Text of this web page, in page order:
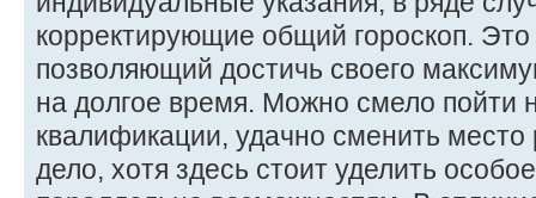
корректирующие общий гороскоп.
позволяющий достичь своего
на долгое время. Можно смело пойти
квалификации, удачно сменить
дело, хотя здесь стоит уделить